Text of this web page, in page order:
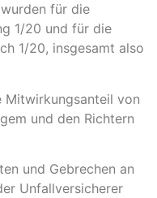
für die
1/20 und für die
1/20, insgesamt also
Mitwirkungsanteil von
und den Richtern
und Gebrechen an
Unfallversicherer